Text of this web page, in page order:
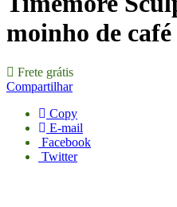
moinho de
Frete grátis
Compartilhar
Copy
E-mail
Facebook
Twitter